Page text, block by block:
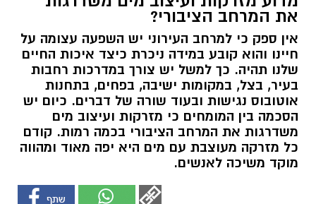
את המרחב הציבורי?
אין ספק כי למרחב העירוני יש השפעה עצומה על
חיינו והוא קובע במידה ניכרת כיצד איכות החיים
שלנו תהיה. כך למשל יש צורך במדרכות רחבות
בעיר, בצל, במקומות ישיבה, בפחים, בתחנות
אוטובוס נגישות ובעוד שורה של דברים. כיום יש
הסכמה בין המומחים כי מזרקות ועיצוב מים
משדרגות את המרחב הציבורי בכמה רמות. קודם
כל מזרקה מעוצבת עם מים היא יפה מאוד ומהווה
מוקד משיכה לאנשים.